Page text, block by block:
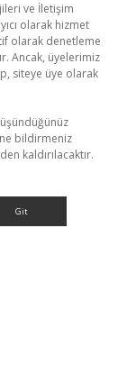
ve İletişim
olarak hizmet
olarak denetleme
Ancak, üyelerimiz
siteye üye olarak
bildirmeniz
kaldırılacaktır.